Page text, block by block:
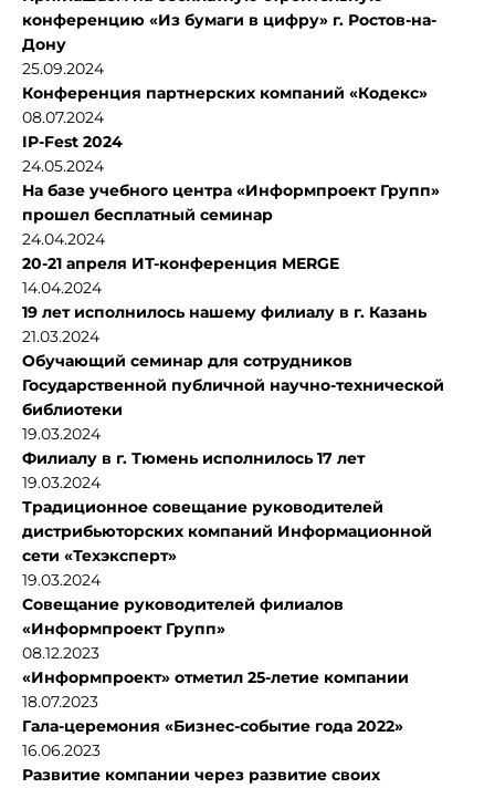
конференцию «Из бумаги в цифру» г. Ростов-на-
Дону
25.09.2024
Конференция партнерских компаний «Кодекс»
08.07.2024
IP-Fest 2024
24.05.2024
На базе учебного центра «Информпроект Групп»
прошел бесплатный семинар
24.04.2024
20-21 апреля ИТ-конференция MERGE
14.04.2024
19 лет исполнилось нашему филиалу в г. Казань
21.03.2024
Обучающий семинар для сотрудников
Государственной публичной научно-технической
библиотеки
19.03.2024
Филиалу в г. Тюмень исполнилось 17 лет
19.03.2024
Традиционное совещание руководителей
дистрибьюторских компаний Информационной
сети «Техэксперт»
19.03.2024
Совещание руководителей филиалов
«Информпроект Групп»
08.12.2023
«Информпроект» отметил 25-летие компании
18.07.2023
Гала-церемония «Бизнес-событие года 2022»
16.06.2023
Развитие компании через развитие своих